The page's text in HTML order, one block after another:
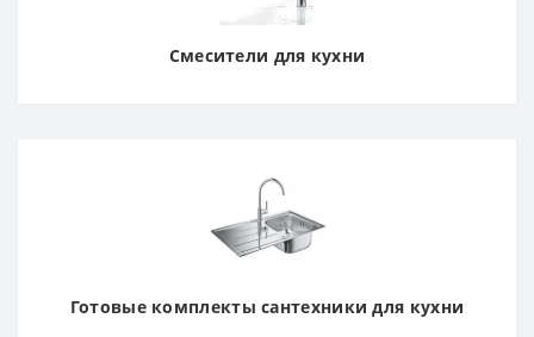
Смесители для кухни
Готовые комплекты сантехники для кухни